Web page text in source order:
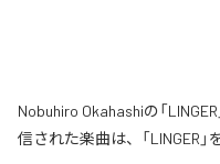
Nobuhiro Okahashiの「
信された楽曲は、「LINGER」